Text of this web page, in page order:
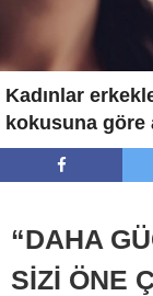
Kadınlar
kokusuna göre
“DAHA
SİZİ ÖNE